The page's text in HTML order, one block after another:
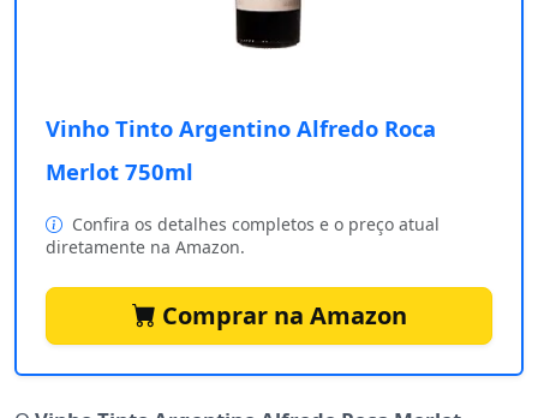
Vinho Tinto Argentino Alfredo Roca
Merlot 750ml
Confira os detalhes completos e o preço atual
diretamente na Amazon.
Comprar na Amazon